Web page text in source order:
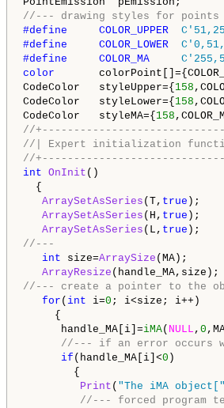
//--- drawing styles for points
#define     COLOR_UPPER
#define     COLOR_LOWER
#define     COLOR_MA
color
CodeColor   styleUpper={ 158
CodeColor   styleLower={ 158
CodeColor   styleMA={ 158
//
//| Expert initialization function
//
int OnInit ()
{
ArraySetAsSeries (T, true );
ArraySetAsSeries (H, true );
ArraySetAsSeries (L, true
//---
int size=ArraySize (MA);
ArrayResize
//--- create a pointer to the
for ( int i=0 ; i<size; i++)
{
handle_MA[i]=iMA( NULL , 0
//--- if an error occurs
if (handle_MA[i]<0 )
{
Print ( "The iMA object["
//--- forced program